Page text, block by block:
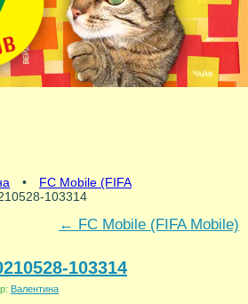
•
FC Mobile (FIFA
103314
← FC Mobile (FIFA Mobile)
103314
Валентина